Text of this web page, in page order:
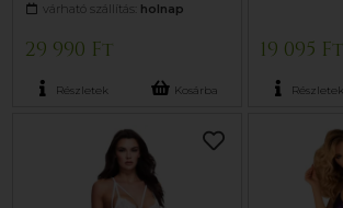
várható szállítás: holnap
29 990 Ft
Részletek Kosárba
19 095
Részletek